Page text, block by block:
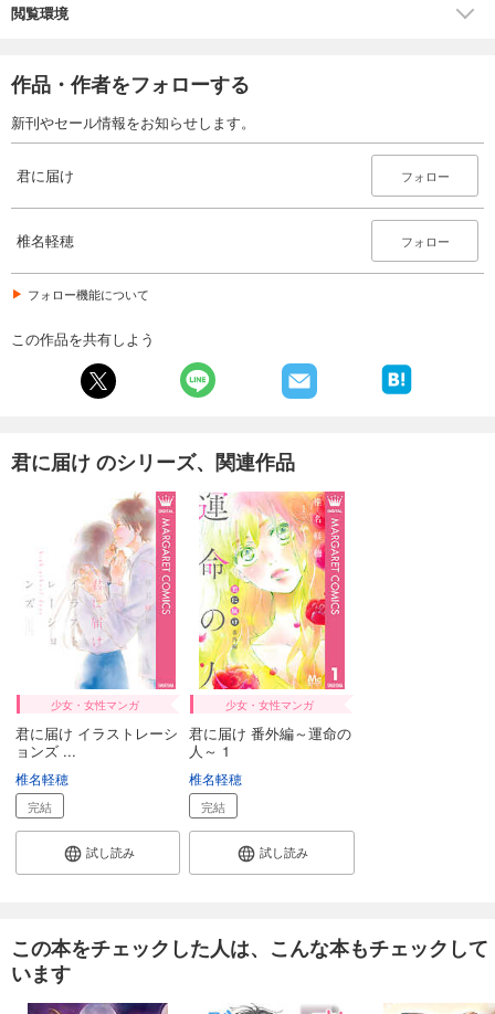
閲覧環境
作品・作者をフォローする
新刊やセール情報をお知らせします。
君に届け フォロー
椎名軽穂 フォロー
フォロー機能について
この作品を共有しよう
君に届け のシリーズ、関連作品
少女・女性マンガ
君に届け イラストレーシ
ョンズ ...
椎名軽穂
完結
試し読み
少女・女性マンガ
君に届け 番外編～運命の
人～ 1
椎名軽穂
完結
試し読み
この本をチェックした人は、こんな本もチェックして
います